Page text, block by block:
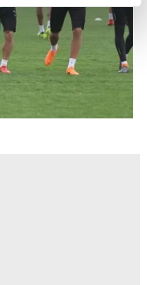
noktasında tek gelir
isteriz.
izin vermedikleri